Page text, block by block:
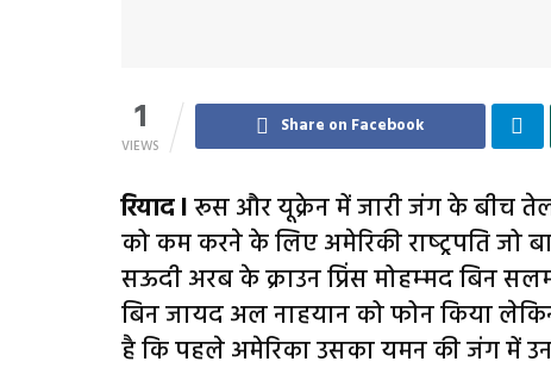
1
VIEWS
Share on Facebook
रियाद lरूस और यूक्रेन में जारी जंग के बीच
को कम करने के लिए अमेरिकी राष्‍ट्रपति जो
सऊदी अरब के क्राउन प्रिंस मोहम्‍मद बिन
बिन जायद अल नाहयान को फोन किया लेकिन
है कि पहले अमेरिका उसका यमन की जंग में